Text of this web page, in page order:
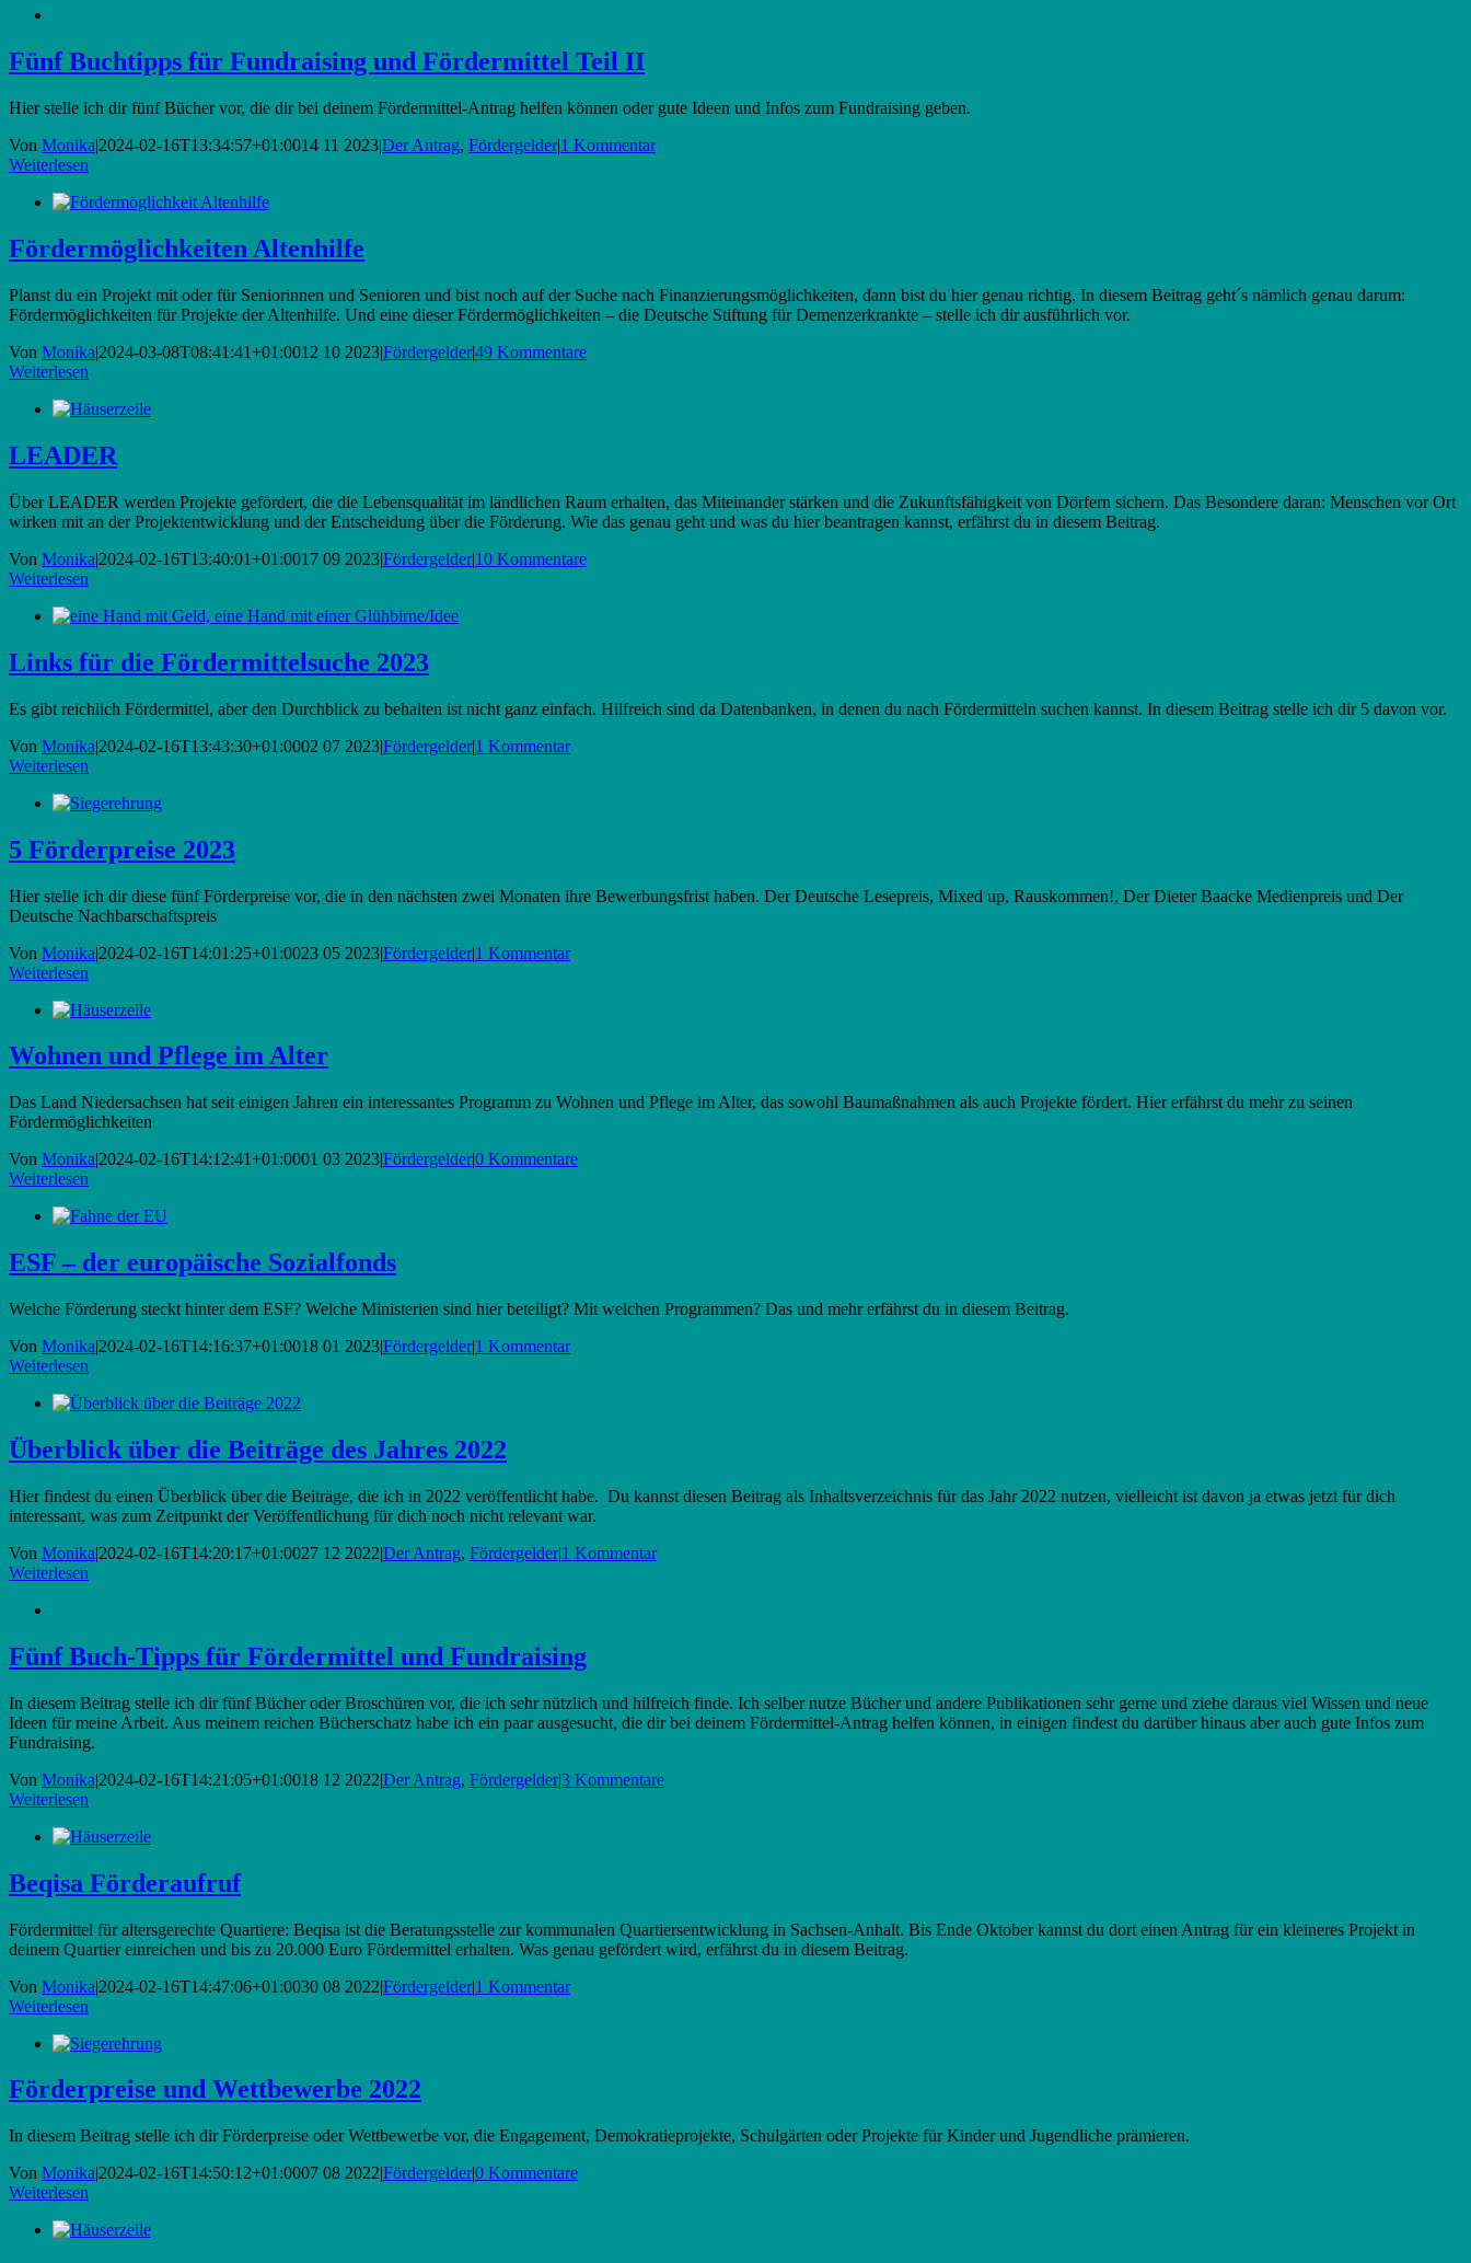
Fünf Buchtipps für Fundraising und Fördermittel Teil II
Hier stelle ich dir fünf Bücher vor, die dir bei deinem Fördermittel-Antrag helfen können oder gute Ideen und Infos zum Fundraising geben.
Von Monika|2024-02-16T13:34:57+01:0014 11 2023|Der Antrag, Fördergelder|1 Kommentar
Weiterlesen
Fördermöglichkeiten Altenhilfe
Planst du ein Projekt mit oder für Seniorinnen und Senioren und bist noch auf der Suche nach Finanzierungsmöglichkeiten, dann bist du hier genau richtig. In diesem Beitrag geht´s nämlich genau darum:
Fördermöglichkeiten für Projekte der Altenhilfe. Und eine dieser Fördermöglichkeiten – die Deutsche Stiftung für Demenzerkrankte – stelle ich dir ausführlich vor.
Von Monika|2024-03-08T08:41:41+01:0012 10 2023|Fördergelder|49 Kommentare
Weiterlesen
LEADER
Über LEADER werden Projekte gefördert, die die Lebensqualität im ländlichen Raum erhalten, das Miteinander stärken und die Zukunftsfähigkeit von Dörfern sichern. Das Besondere daran: Menschen vor Ort
wirken mit an der Projektentwicklung und der Entscheidung über die Förderung. Wie das genau geht und was du hier beantragen kannst, erfährst du in diesem Beitrag.
Von Monika|2024-02-16T13:40:01+01:0017 09 2023|Fördergelder|10 Kommentare
Weiterlesen
Links für die Fördermittelsuche 2023
Es gibt reichlich Fördermittel, aber den Durchblick zu behalten ist nicht ganz einfach. Hilfreich sind da Datenbanken, in denen du nach Fördermitteln suchen kannst. In diesem Beitrag stelle ich dir 5 davon vor.
Von Monika|2024-02-16T13:43:30+01:0002 07 2023|Fördergelder|1 Kommentar
Weiterlesen
5 Förderpreise 2023
Hier stelle ich dir diese fünf Förderpreise vor, die in den nächsten zwei Monaten ihre Bewerbungsfrist haben. Der Deutsche Lesepreis, Mixed up, Rauskommen!, Der Dieter Baacke Medienpreis und Der
Deutsche Nachbarschaftspreis
Von Monika|2024-02-16T14:01:25+01:0023 05 2023|Fördergelder|1 Kommentar
Weiterlesen
Wohnen und Pflege im Alter
Das Land Niedersachsen hat seit einigen Jahren ein interessantes Programm zu Wohnen und Pflege im Alter, das sowohl Baumaßnahmen als auch Projekte fördert. Hier erfährst du mehr zu seinen
Fördermöglichkeiten
Von Monika|2024-02-16T14:12:41+01:0001 03 2023|Fördergelder|0 Kommentare
Weiterlesen
ESF – der europäische Sozialfonds
Welche Förderung steckt hinter dem ESF? Welche Ministerien sind hier beteiligt? Mit welchen Programmen? Das und mehr erfährst du in diesem Beitrag.
Von Monika|2024-02-16T14:16:37+01:0018 01 2023|Fördergelder|1 Kommentar
Weiterlesen
Überblick über die Beiträge des Jahres 2022
Hier findest du einen Überblick über die Beiträge, die ich in 2022 veröffentlicht habe. Du kannst diesen Beitrag als Inhaltsverzeichnis für das Jahr 2022 nutzen, vielleicht ist davon ja etwas jetzt für dich
interessant, was zum Zeitpunkt der Veröffentlichung für dich noch nicht relevant war.
Von Monika|2024-02-16T14:20:17+01:0027 12 2022|Der Antrag, Fördergelder|1 Kommentar
Weiterlesen
Fünf Buch-Tipps für Fördermittel und Fundraising
In diesem Beitrag stelle ich dir fünf Bücher oder Broschüren vor, die ich sehr nützlich und hilfreich finde. Ich selber nutze Bücher und andere Publikationen sehr gerne und ziehe daraus viel Wissen und neue
Ideen für meine Arbeit. Aus meinem reichen Bücherschatz habe ich ein paar ausgesucht, die dir bei deinem Fördermittel-Antrag helfen können, in einigen findest du darüber hinaus aber auch gute Infos zum
Fundraising.
Von Monika|2024-02-16T14:21:05+01:0018 12 2022|Der Antrag, Fördergelder|3 Kommentare
Weiterlesen
Beqisa Förderaufruf
Fördermittel für altersgerechte Quartiere: Beqisa ist die Beratungsstelle zur kommunalen Quartiersentwicklung in Sachsen-Anhalt. Bis Ende Oktober kannst du dort einen Antrag für ein kleineres Projekt in
deinem Quartier einreichen und bis zu 20.000 Euro Fördermittel erhalten. Was genau gefördert wird, erfährst du in diesem Beitrag.
Von Monika|2024-02-16T14:47:06+01:0030 08 2022|Fördergelder|1 Kommentar
Weiterlesen
Förderpreise und Wettbewerbe 2022
In diesem Beitrag stelle ich dir Förderpreise oder Wettbewerbe vor, die Engagement, Demokratieprojekte, Schulgärten oder Projekte für Kinder und Jugendliche prämieren.
Von Monika|2024-02-16T14:50:12+01:0007 08 2022|Fördergelder|0 Kommentare
Weiterlesen